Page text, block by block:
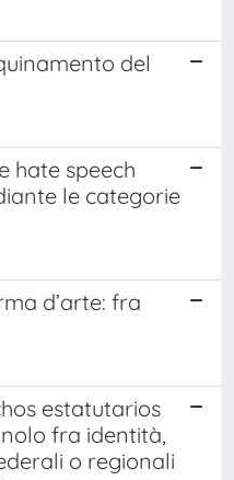
del
hate speech
le categorie
d’arte: fra
estatutarios
fra identità,
o regionali